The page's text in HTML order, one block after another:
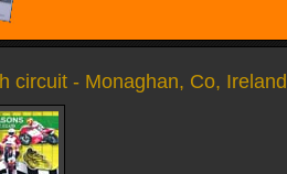
circuit - Monaghan, Co, Ireland